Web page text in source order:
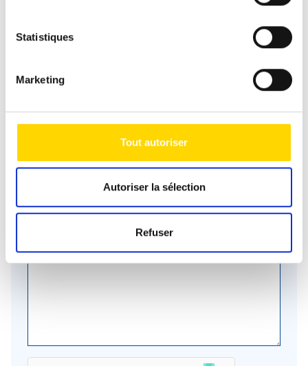
Statistiques
Marketing
Tout autoriser
Autoriser la sélection
Refuser